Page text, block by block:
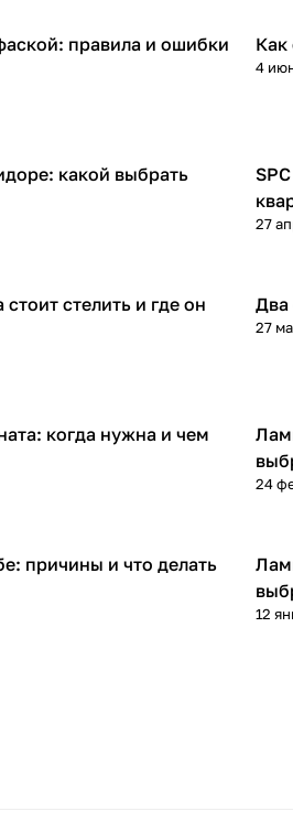
правила и ошибки Как
4
какой выбрать
27
стелить и где он
Два
27
когда нужна и чем
24
причины и что делать
12